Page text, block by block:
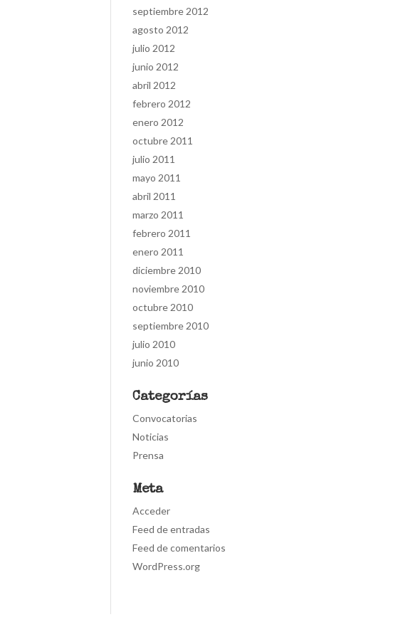
septiembre 2012
agosto 2012
julio 2012
junio 2012
abril 2012
febrero 2012
enero 2012
octubre 2011
julio 2011
mayo 2011
abril 2011
marzo 2011
febrero 2011
enero 2011
diciembre 2010
noviembre 2010
octubre 2010
septiembre 2010
julio 2010
junio 2010
Categorías
Convocatorias
Noticias
Prensa
Meta
Acceder
Feed de entradas
Feed de comentarios
WordPress.org